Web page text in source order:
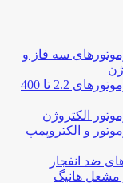
سه فاز و
لیست قیمت الکتروموتورهای 2.2 تا 400
الکتروژن
و الکتروپمپ
ضد انفجار
مشعل هانیگ